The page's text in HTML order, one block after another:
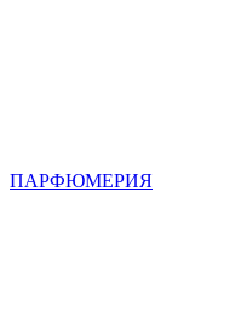
ПАРФЮМЕРИЯ